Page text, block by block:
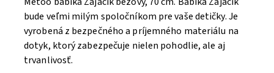
bude veľmi milým spoločníkom pre vaše detičky. Je
vyrobená z bezpečného a príjemného materiálu na
dotyk, ktorý zabezpečuje nielen pohodlie, ale aj
trvanlivosť.